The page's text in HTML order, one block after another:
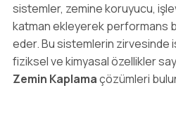
sistemler, zemine koruyucu,
katman ekleyerek performans
eder. Bu sistemlerin zirvesinde
fiziksel ve kimyasal özellikler
Zemin Kaplamaçözümleri